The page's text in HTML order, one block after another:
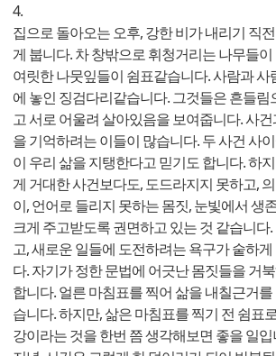
4.
집으로 돌아오는 오후, 강한 비가 내리기 직
게 붑니다. 차 창밖으로 휘청거리는 나무들
여릿한 나뭇잎들이 쉼표같습니다. 사람과
에 놓인 징검다리같습니다. 그것들은 흔들
고 서로 어울려 살아있음을 보여줍니다. 사
을 기억하려는 이들이 많습니다. 두 사건 사
이 우리 삶을 지탱한다고 믿기도 합니다. 하
게 거대한 사건보다도, 도드라지지 못하고,
이, 언어로 들리지 못하는 몸짓, 눈빛에서 생
크게 주고받도록 권면하고 있는 것 같습니다
고, 새로운 일들에 도전하려는 욕구가 숱하
다. 자기가 정한 문법에 어긋난 몸짓들을 거
합니다. 얼른 마침표를 찍어 삶을 내칠근거
습니다. 하지만, 삶은 마침표를 찍기 전 쉼표
강이라는 것을 한번 쯤 생각해보면 좋을 일